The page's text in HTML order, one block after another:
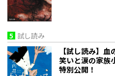
5 試し読み
【試し読み】血
笑いと涙の家族
特別公開！